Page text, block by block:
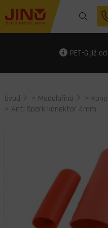
PET-G již od
Úvod > Modelařina >
> Anti Spark konektor 4mm